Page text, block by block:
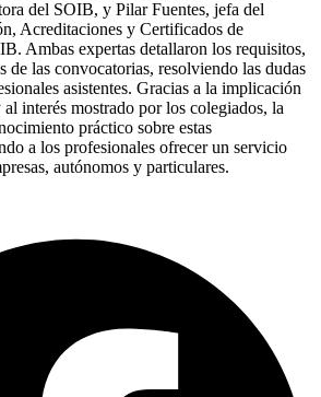
del SOIB, y Pilar Fuentes, jefa del
Acreditaciones y Certificados de
Ambas expertas detallaron los requisitos,
de las convocatorias, resolviendo las dudas
asistentes. Gracias a la implicación
interés mostrado por los colegiados, la
práctico sobre estas
a los profesionales ofrecer un servicio
autónomos y particulares.